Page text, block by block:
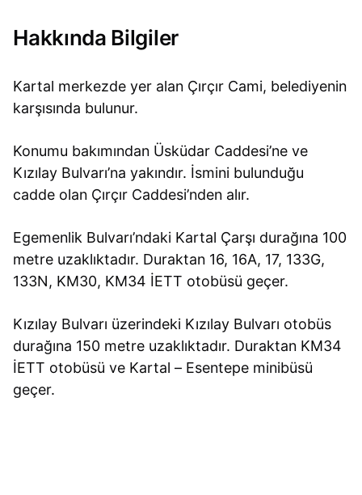
Hakkında Bilgiler
Kartal merkezde yer alan Çırçır Cami, belediyenin
karşısında bulunur.
Konumu bakımından Üsküdar Caddesi’ne ve
Kızılay Bulvarı’na yakındır. İsmini bulunduğu
cadde olan Çırçır Caddesi’nden alır.
Egemenlik Bulvarı’ndaki Kartal Çarşı durağına 100
metre uzaklıktadır. Duraktan 16, 16A, 17, 133G,
133N, KM30, KM34 İETT otobüsü geçer.
Kızılay Bulvarı üzerindeki Kızılay Bulvarı otobüs
durağına 150 metre uzaklıktadır. Duraktan KM34
İETT otobüsü ve Kartal – Esentepe minibüsü
geçer.